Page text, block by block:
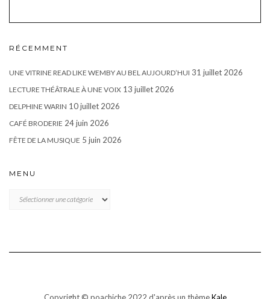
RÉCEMMENT
UNE VITRINE READ LIKE WEMBY AU BEL AUJOURD’HUI 31 juillet 2026
LECTURE THÉÂTRALE À UNE VOIX 13 juillet 2026
DELPHINE WARIN 10 juillet 2026
CAFÉ BRODERIE 24 juin 2026
FÊTE DE LA MUSIQUE 5 juin 2026
MENU
Copyright © poachiche 2022 d'après un thèmeKale